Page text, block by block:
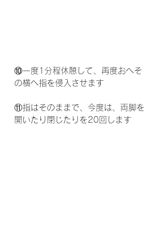
⑩一度1分程休憩して、再度おへそ
の横へ指を侵入させます
⑪指はそのままで、今度は、両脚を
開いたり閉じたりを20回します